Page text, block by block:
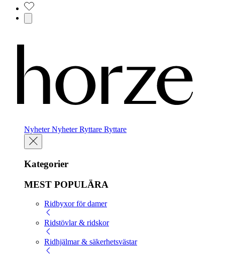
Nyheter Nyheter Ryttare Ryttare
Kategorier
MEST POPULÄRA
Ridbyxor för damer
Ridstövlar & ridskor
Ridhjälmar & säkerhetsvästar